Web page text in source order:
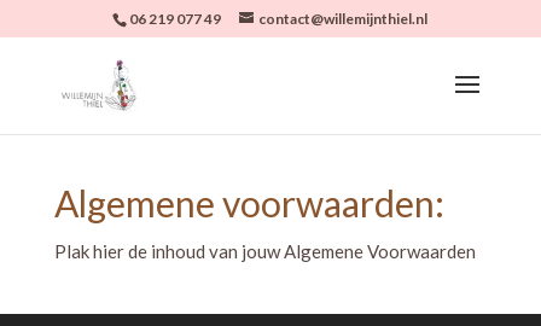
06 219 077 49 contact@willemijnthiel.nl
Algemene voorwaarden:
Plak hier de inhoud van jouw Algemene Voorwaarden